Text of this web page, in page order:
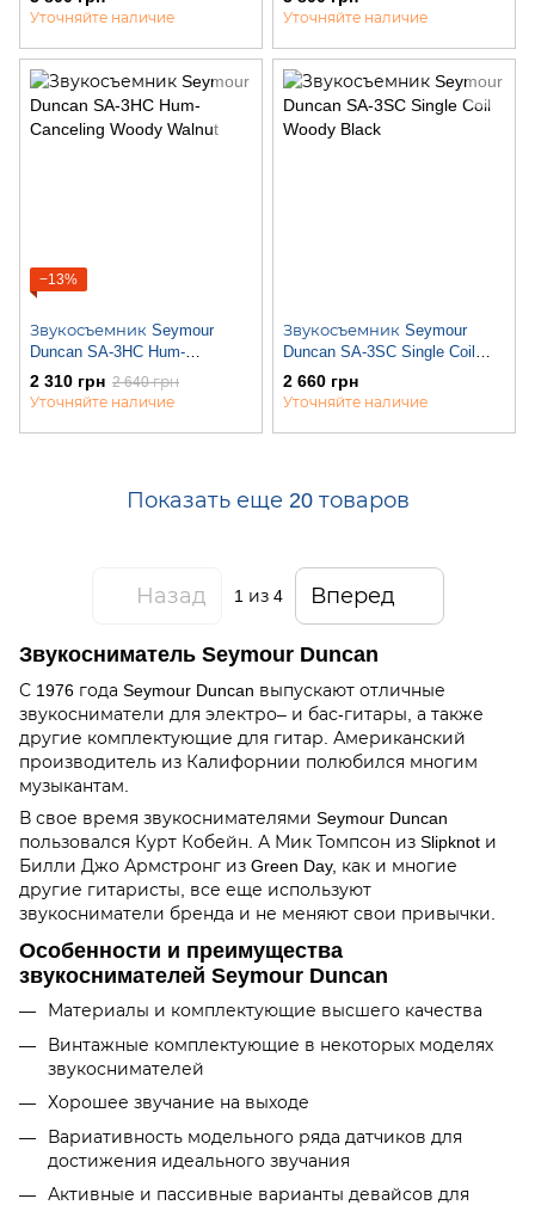
Уточняйте наличие Уточняйте наличие
−13%
Звукосъемник Seymour
Duncan SA-3HC Hum-
Canceling Woody Walnut
2 310 грн 2 640 грн
Уточняйте наличие
Звукосъемник Seymour
Duncan SA-3SC Single Coil
Woody Black
2 660 грн
Уточняйте наличие
Показать еще 20 товаров
Назад 1из 4 Вперед
Звукосниматель Seymour Duncan
С 1976 года Seymour Duncan выпускают отличные
звукосниматели для электро– и бас-гитары, а также
другие комплектующие для гитар. Американский
производитель из Калифорнии полюбился многим
музыкантам.
В свое время звукоснимателями Seymour Duncan
пользовался Курт Кобейн. А Мик Томпсон из Slipknot и
Билли Джо Армстронг из Green Day, как и многие
другие гитаристы, все еще используют
звукосниматели бренда и не меняют свои привычки.
Особенности и преимущества
звукоснимателей Seymour Duncan
Материалы и комплектующие высшего качества
Винтажные комплектующие в некоторых моделях
звукоснимателей
Хорошее звучание на выходе
Вариативность модельного ряда датчиков для
достижения идеального звучания
Активные и пассивные варианты девайсов для